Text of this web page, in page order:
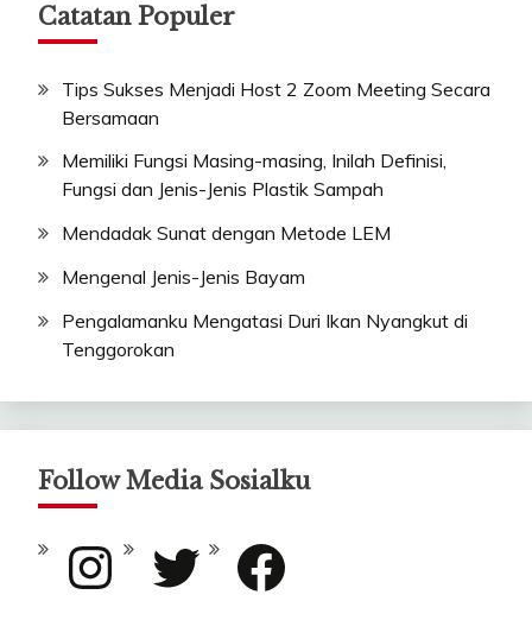
Catatan Populer
Tips Sukses Menjadi Host 2 Zoom Meeting Secara
Bersamaan
Memiliki Fungsi Masing-masing, Inilah Definisi,
Fungsi dan Jenis-Jenis Plastik Sampah
Mendadak Sunat dengan Metode LEM
Mengenal Jenis-Jenis Bayam
Pengalamanku Mengatasi Duri Ikan Nyangkut di
Tenggorokan
Follow Media Sosialku
Instagram Twitter Facebook